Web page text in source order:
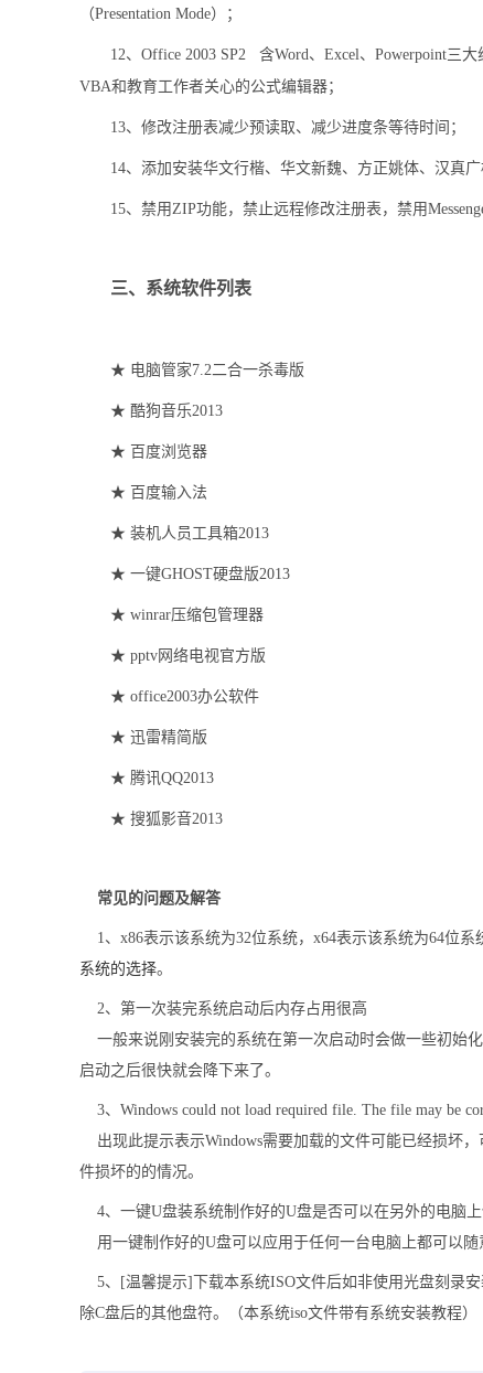
（Presentation Mode）；
12、 Office 2003 SP2 含Word、 Excel、 Powerpoint三大
VBA和教育工作者关心的公式编辑器；
13、修改注册表减少预读取、减少进度条等待时间；
14、添加安装华文行楷、华文新魏、方正姚体、汉真广
15、禁用ZIP功能，禁止远程修改注册表，禁用
三、系统软件列表
★ 电脑管家7.2二合一杀毒版
★ 酷狗音乐2013
★ 百度浏览器
★ 百度输入法
★ 装机人员工具箱2013
★ 一键GHOST硬盘版2013
★ winrar压缩包管理器
★ pptv网络电视官方版
★ office2003办公软件
★ 迅雷精简版
★ 腾讯QQ2013
★ 搜狐影音2013
常见的问题及解答
1、x86表示该系统为32位系统，x64表示该系统为64位系
系统的选择。
2、第一次装完系统启动后内存占用很高
一般来说刚安装完的系统在第一次启动时会做一些初始
启动之后很快就会降下来了。
3、Windows could not load required file. The file may be
出现此提示表示Windows需要加载的文件可能已经损坏
件损坏的的情况。
4、一键U盘装系统制作好的U盘是否可以在另外的电脑上
用一键制作好的U盘可以应用于任何一台电脑上都可以随
5、 [温馨提示] 下载本系统ISO文件后如非使用光盘刻录
除C盘后的其他盘符。（本系统iso文件带有系统安装教程）